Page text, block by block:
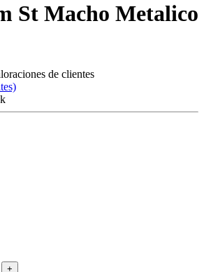
St Macho Metalico
de clientes